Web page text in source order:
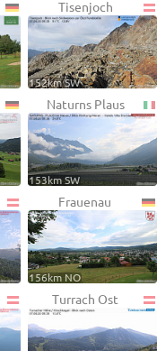
Tisenjoch
152km SW
Naturns Plaus
153km SW
Frauenau
156km NO
Turrach Ost